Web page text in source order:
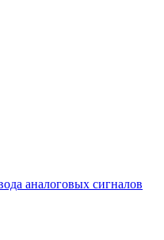
аналоговых сигналов